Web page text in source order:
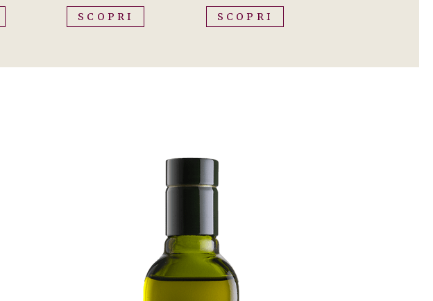
SCOPRI SCOPRI